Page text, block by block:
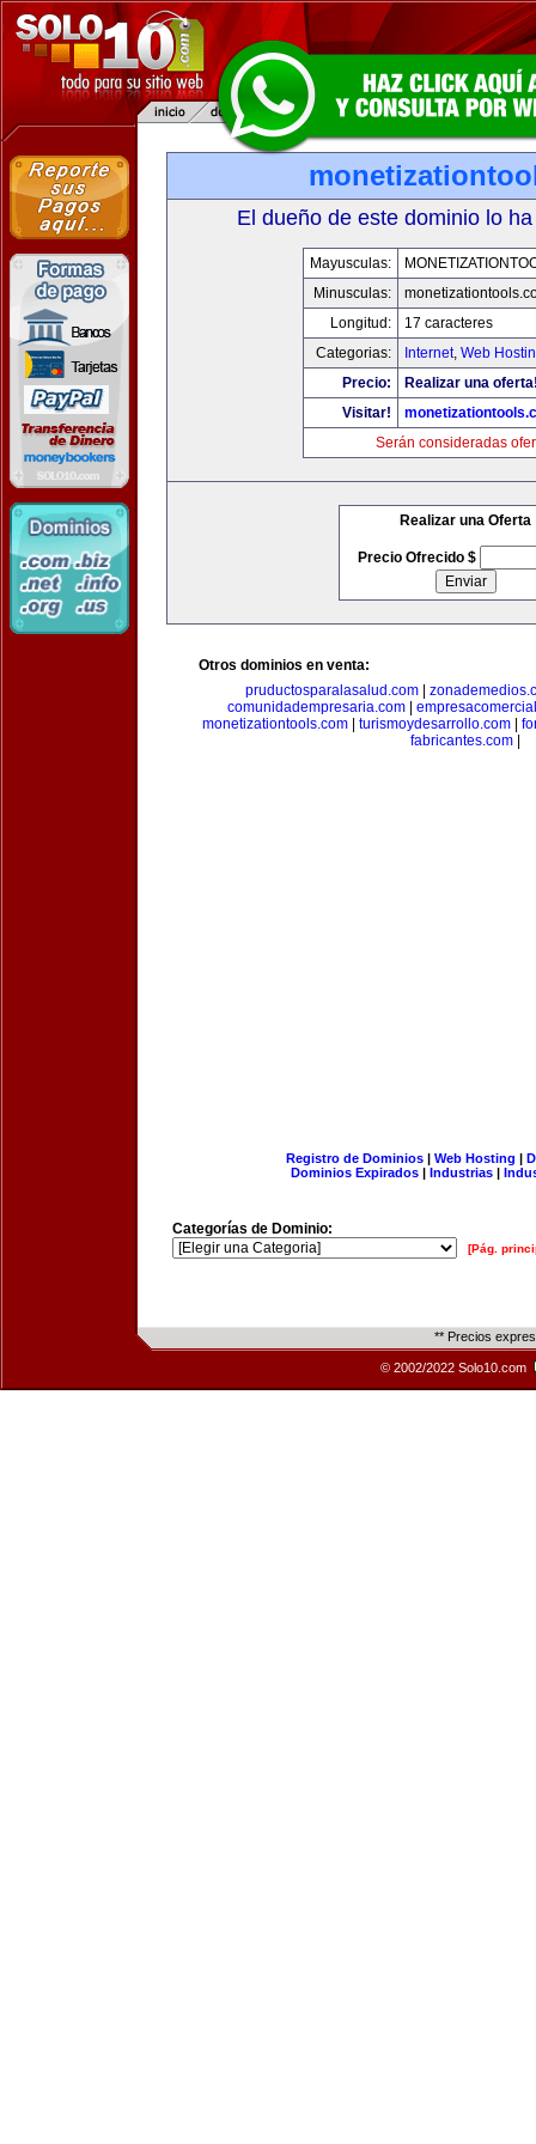
El dueño de este dominio lo
Mayusculas:
Minusculas:
Longitud:
17 caracteres
Categorias:
Internet, Web
Precio:
Realizar una
Visitar!
Serán consideradas
Realizar una Oferta
Precio Ofrecido $
Otros dominios en venta:
pruductosparalasalud.com|
comunidadempresaria.com
monetizationtools.com| turismoydesarrollo.com|
fabricantes.com
Registro de Dominios| Web Hosting |
Dominios Expirados | Industrias |
Categorías de Dominio:
[Pág.
** Precios
© 2002/2022 Solo10.com